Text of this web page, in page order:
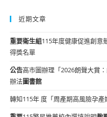
近期文章
重要衛生組115年度健康促進創意
得獎名單
公告高市圖辦理「2026朗聲大賞
辦法圖書館
轉知115年 度「周產期高風險孕產